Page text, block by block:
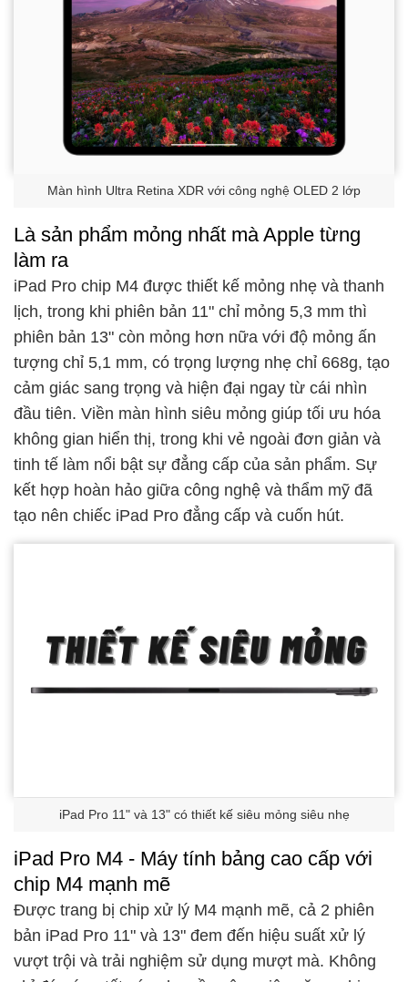
Màn hình Ultra Retina XDR với công nghệ OLED 2 lớp
Là sản phẩm mỏng nhất mà Apple từng
làm ra
iPad Pro chip M4 được thiết kế mỏng nhẹ và thanh
lịch, trong khi phiên bản 11" chỉ mỏng 5,3 mm thì
phiên bản 13" còn mỏng hơn nữa với độ mỏng ấn
tượng chỉ 5,1 mm, có trọng lượng nhẹ chỉ 668g, tạo
cảm giác sang trọng và hiện đại ngay từ cái nhìn
đầu tiên. Viền màn hình siêu mỏng giúp tối ưu hóa
không gian hiển thị, trong khi vẻ ngoài đơn giản và
tinh tế làm nổi bật sự đẳng cấp của sản phẩm. Sự
kết hợp hoàn hảo giữa công nghệ và thẩm mỹ đã
tạo nên chiếc iPad Pro đẳng cấp và cuốn hút.
iPad Pro 11" và 13" có thiết kế siêu mỏng siêu nhẹ
iPad Pro M4 - Máy tính bảng cao cấp với
chip M4 mạnh mẽ
Được trang bị chip xử lý M4 mạnh mẽ, cả 2 phiên
bản iPad Pro 11" và 13" đem đến hiệu suất xử lý
vượt trội và trải nghiệm sử dụng mượt mà. Không